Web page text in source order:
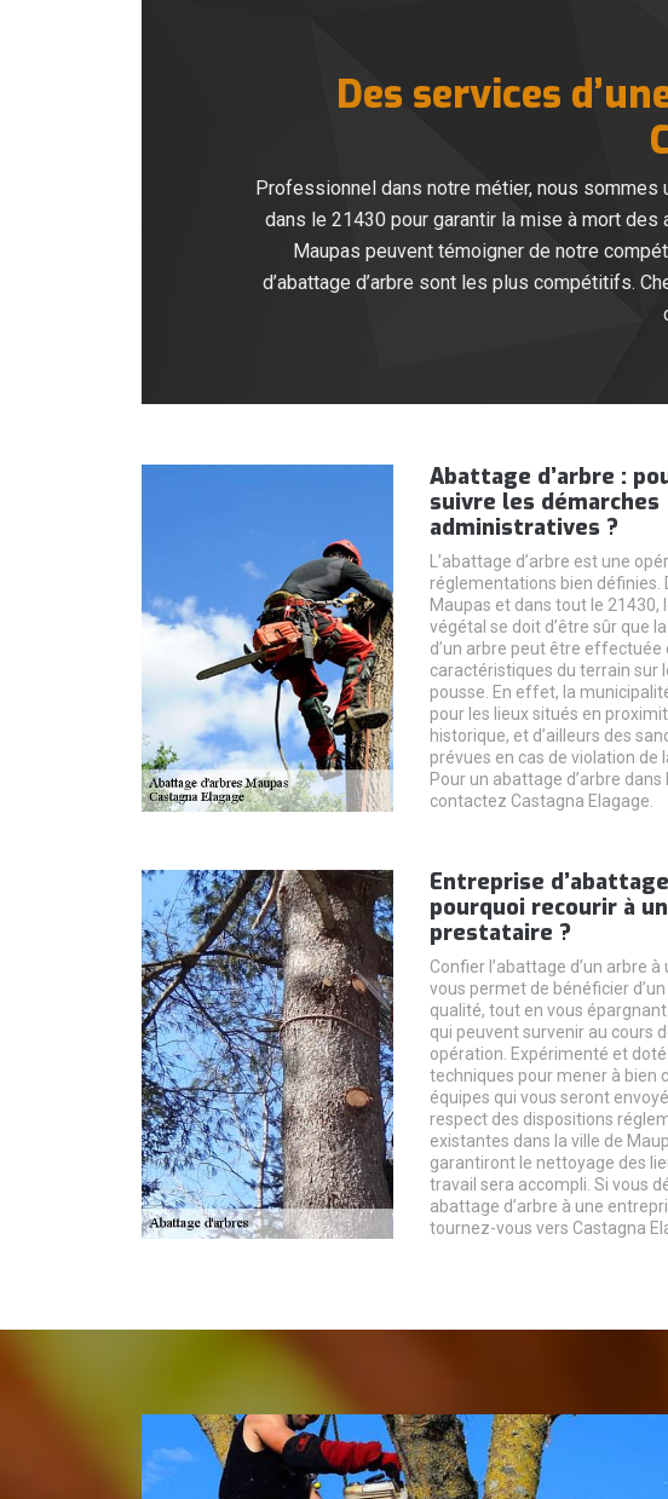
Des services
Professionnel dans notre métier, nous sommes
dans le 21430 pour garantir la mise à mort
Maupas peuvent témoigner de notre
d’abattage d’arbre sont les plus compétitifs.
Abattage d’arbre :
suivre les démarches
administratives ?
L’abattage d’arbre est une
réglementations bien définies.
Maupas et dans tout le 21430,
végétal se doit d’être sûr que
d’un arbre peut être effectuée
caractéristiques du terrain sur
pousse. En effet, la
pour les lieux situés en
historique, et d’ailleurs des
prévues en cas de violation de
Pour un abattage d’arbre dans
contactez Castagna Elagage.
Entreprise
pourquoi recourir à un
prestataire ?
Confier l’abattage d’un arbre
vous permet de bénéficier
qualité, tout en vous
qui peuvent survenir au cours
opération. Expérimenté et
techniques pour mener à bien
équipes qui vous seront
respect des dispositions
existantes dans la ville de
garantiront le nettoyage des
travail sera accompli. Si vous
abattage d’arbre à une
tournez-vous vers Castagna